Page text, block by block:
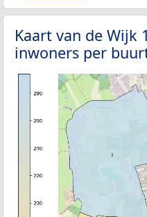
Kaart van de Wijk
inwoners per